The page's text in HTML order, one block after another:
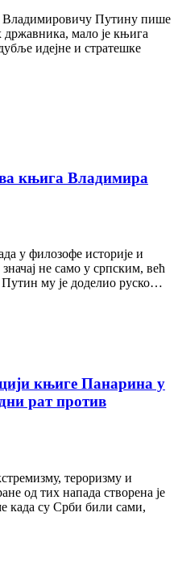
Владимировичу Путину пише
мало је књига
идејне и стратешке
књига Владимира
у филозофе историје и
не само у српским, већ
му је доделио руско…
књиге Панарина у
рат против
тероризму и
од тих напада створена је
када су Срби били сами,